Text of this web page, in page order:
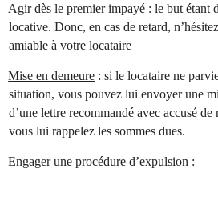
Agir dès le premier impayé : le but étant
locative. Donc, en cas de retard,
amiable à votre locataire
Mise en demeure : si le locataire ne
situation, vous pouvez lui envoyer une
d’une lettre recommandé avec accusé
vous lui rappelez les sommes dues.
Engager une procédure d’expulsion :